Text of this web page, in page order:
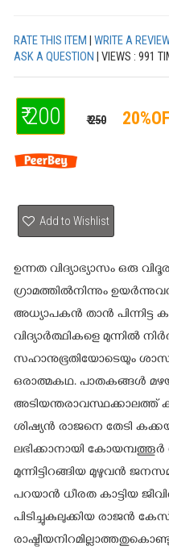
RATE THIS ITEM
WRITE A
ASK A QUESTION
| VIEWS : 991
₹ 200 ₹ 250
Add to Wishlist
ഉന്നത വിദ്യാഭ്യാസം ഒരു
ഗ്രാമത്തിൽനിന്നും
അധ്യാപകൻ താൻ പിന്നിട്ട
വിദ്യാർത്ഥികളെ മുന്നിൽ
സഹാനുഭൂതിയോടെയും
ഒരാത്മകഥ. പാതകങ്ങൾ
അടിയന്തരാവസ്ഥക്കാലത്ത്
ശിഷ്യൻ രാജനെ തേടി
ലഭിക്കാനായി
മുന്നിട്ടിറങ്ങിയ മുഴുവൻ
പറയാൻ ധീരത കാട്ടിയ
പിടിച്ചുകുലുക്കിയ രാജൻ